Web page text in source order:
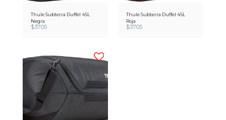
Thule Subterra Duffel 45L
Negra
$3705
Thule Subterra Duffel 45L
Roja
$3705